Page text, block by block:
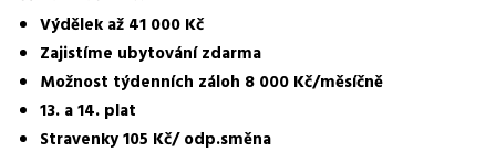
Normalizovaná profese
dělník
Obor / skupina
výroba
Výdělek až 41 000 Kč
Zajistíme ubytování zdarma
Možnost týdenních záloh 8 000 Kč/měsíčně
13. a 14. plat
Stravenky 105 Kč/ odp.směna